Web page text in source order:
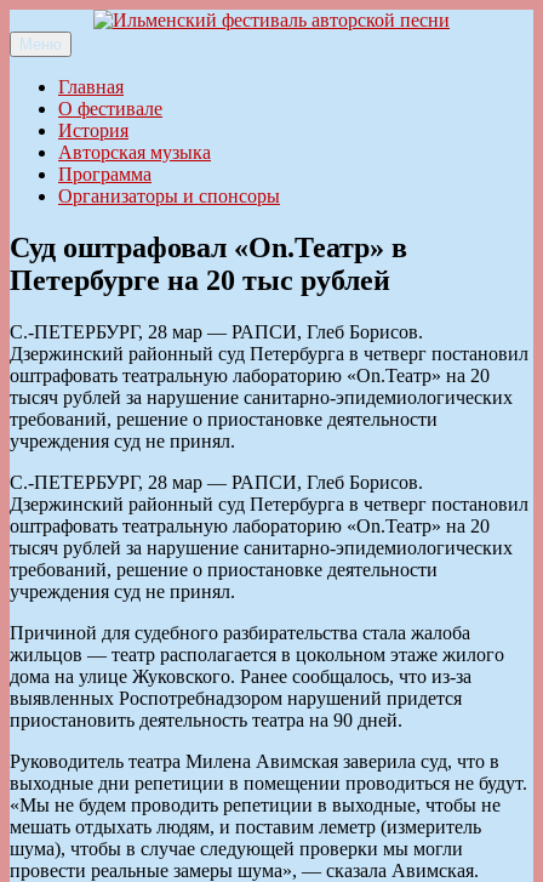
к
содержимому
Ильменский фестиваль авторской песни
Меню
Главная
О фестивале
История
Авторская музыка
Программа
Организаторы и спонсоры
Суд оштрафовал «On.Театр» в
Петербурге на 20 тыс рублей
С.-ПЕТЕРБУРГ, 28 мар — РАПСИ, Глеб Борисов.
Дзержинский районный суд Петербурга в четверг постановил
оштрафовать театральную лабораторию «On.Театр» на 20
тысяч рублей за нарушение санитарно-эпидемиологических
требований, решение о приостановке деятельности
учреждения суд не принял.
С.-ПЕТЕРБУРГ, 28 мар — РАПСИ, Глеб Борисов.
Дзержинский районный суд Петербурга в четверг постановил
оштрафовать театральную лабораторию «On.Театр» на 20
тысяч рублей за нарушение санитарно-эпидемиологических
требований, решение о приостановке деятельности
учреждения суд не принял.
Причиной для судебного разбирательства стала жалоба
жильцов — театр располагается в цокольном этаже жилого
дома на улице Жуковского. Ранее сообщалось, что из-за
выявленных Роспотребнадзором нарушений придется
приостановить деятельность театра на 90 дней.
Руководитель театра Милена Авимская заверила суд, что в
выходные дни репетиции в помещении проводиться не будут.
«Мы не будем проводить репетиции в выходные, чтобы не
мешать отдыхать людям, и поставим леметр (измеритель
шума), чтобы в случае следующей проверки мы могли
провести реальные замеры шума», — сказала Авимская.